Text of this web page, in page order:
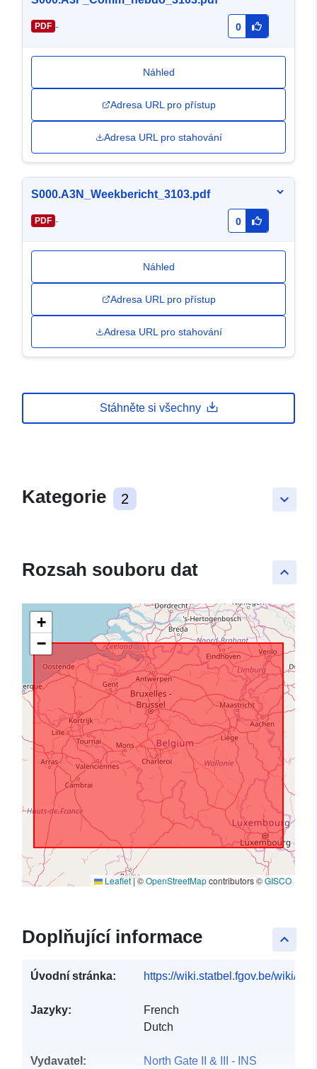
PDF - 0
Náhled
Adresa URL pro přístup
Adresa URL pro stahování
S000.A3N_Weekbericht_3103.pdf
PDF - 0
Náhled
Adresa URL pro přístup
Adresa URL pro stahování
Stáhněte si všechny
keyboard_arrow_down
Kategorie 2
keyboard_arrow_up
Rozsah souboru dat
+
−
Leaflet|©OpenStreetMapcontributors ©GISCO
keyboard_arrow_up
Doplňující informace
Úvodní stránka: https://wiki.statbel.fgov.be/wiki/
Jazyky:
French
Dutch
Vydavatel: North Gate II & III - INS